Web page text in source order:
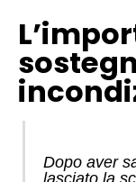
Dopo aver